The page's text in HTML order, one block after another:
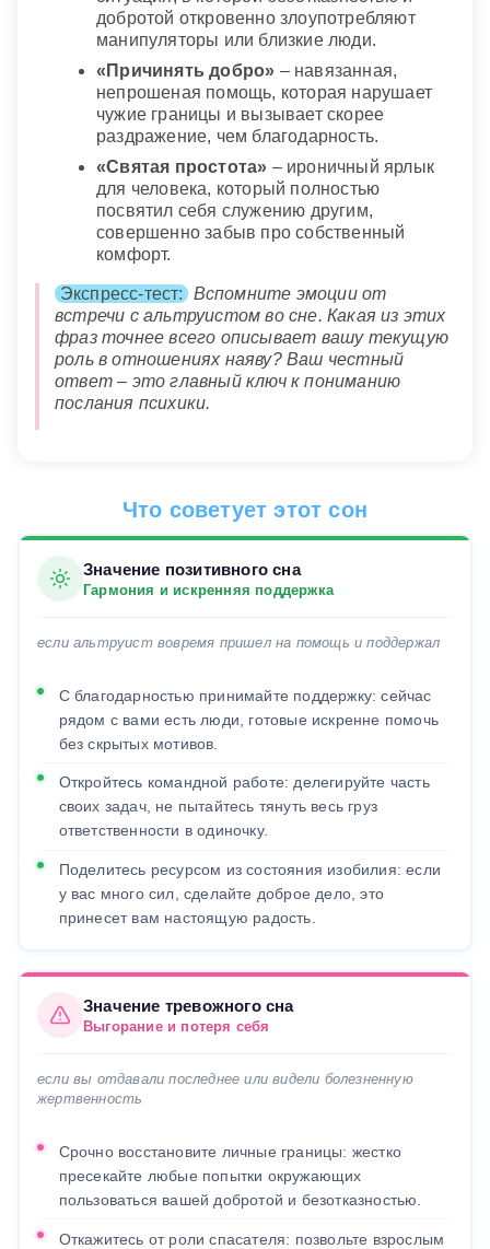
добротой откровенно злоупотребляют
манипуляторы или близкие люди.
«Причинять добро» – навязанная,
непрошеная помощь, которая нарушает
чужие границы и вызывает скорее
раздражение, чем благодарность.
«Святая простота» – ироничный ярлык
для человека, который полностью
посвятил себя служению другим,
совершенно забыв про собственный
комфорт.
Экспресс-тест:
Вспомните эмоции от
встречи с альтруистом во сне. Какая из этих
фраз точнее всего описывает вашу текущую
роль в отношениях наяву? Ваш честный
ответ – это главный ключ к пониманию
послания психики.
Что советует этот сон
Значение позитивного сна
Гармония и искренняя поддержка
если альтруист вовремя пришел на помощь и поддержал
С благодарностью принимайте поддержку: сейчас
рядом с вами есть люди, готовые искренне помочь
без скрытых мотивов.
Откройтесь командной работе: делегируйте часть
своих задач, не пытайтесь тянуть весь груз
ответственности в одиночку.
Поделитесь ресурсом из состояния изобилия: если
у вас много сил, сделайте доброе дело, это
принесет вам настоящую радость.
Значение тревожного сна
Выгорание и потеря себя
если вы отдавали последнее или видели болезненную
жертвенность
Срочно восстановите личные границы: жестко
пресекайте любые попытки окружающих
пользоваться вашей добротой и безотказностью.
Откажитесь от роли спасателя: позвольте взрослым